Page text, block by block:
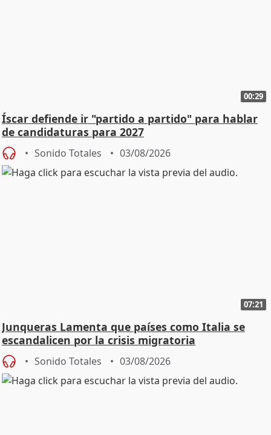
00:29
Íscar defiende ir "partido a partido" para hablar
de candidaturas para 2027
Sonido Totales 03/08/2026
07:21
Junqueras Lamenta que países como Italia se
escandalicen por la crisis migratoria
Sonido Totales 03/08/2026